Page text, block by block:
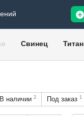
Свинец Титан
В наличии 2 Под заказ 1